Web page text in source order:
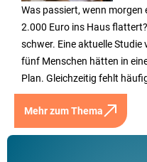
Was passiert, wenn
2.000 Euro ins Haus
schwer. Eine aktuelle Studie
fünf Menschen hätten in
Plan. Gleichzeitig fehlt
Mehr zum Thema